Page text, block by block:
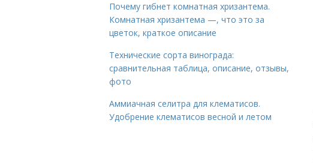
Почему гибнет комнатная хризантема.
Комнатная хризантема —, что это за
цветок, краткое описание
Технические сорта винограда:
сравнительная таблица, описание, отзывы,
фото
Аммиачная селитра для клематисов.
Удобрение клематисов весной и летом